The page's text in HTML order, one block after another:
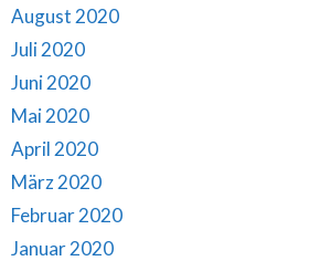
August 2020
Juli 2020
Juni 2020
Mai 2020
April 2020
März 2020
Februar 2020
Januar 2020